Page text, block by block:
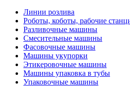
Линии розлива
Роботы, коботы, рабочие
Разливочные машины
Смесительные машины
Фасовочные машины
Машины укупорки
Этикеровочные машины
Машины упаковка в тубы
Упаковочные машины